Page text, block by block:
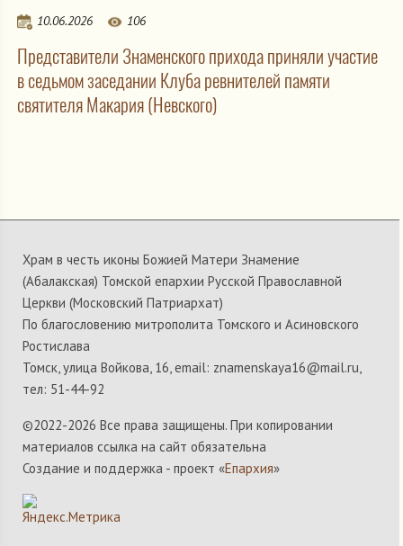
10.06.2026 106
Представители Знаменского прихода приняли участие
в седьмом заседании Клуба ревнителей памяти
святителя Макария (Невского)
Храм в честь иконы Божией Матери Знамение
(Абалакская) Томской епархии Русской Православной
Церкви (Московский Патриархат)
По благословению митрополита Томского и Асиновского
Ростислава
Томск, улица Войкова, 16, email: znamenskaya16@mail.ru,
тел: 51-44-92
©2022-2026 Все права защищены. При копировании
материалов ссылка на сайт обязательна
Создание и поддержка - проект «Епархия»